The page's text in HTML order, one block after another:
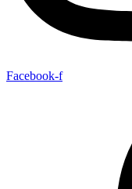
Facebook-f